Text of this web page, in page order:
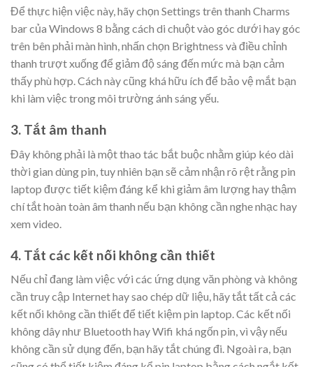
Để thực hiện việc này, hãy chọn Settings trên thanh Charms
bar của Windows 8 bằng cách di chuột vào góc dưới hay góc
trên bên phải màn hình, nhấn chọn Brightness và điều chỉnh
thanh trượt xuống để giảm độ sáng đến mức mà bạn cảm
thấy phù hợp. Cách này cũng khá hữu ích để bảo vệ mắt bạn
khi làm việc trong môi trường ánh sáng yếu.
3. Tắt âm thanh
Đây không phải là một thao tác bắt buộc nhằm giúp kéo dài
thời gian dùng pin, tuy nhiên bạn sẽ cảm nhận rõ rệt rằng pin
laptop được tiết kiệm đáng kể khi giảm âm lượng hay thậm
chí tắt hoàn toàn âm thanh nếu bạn không cần nghe nhạc hay
xem video.
4. Tắt các kết nối không cần thiết
Nếu chỉ đang làm việc với các ứng dụng văn phòng và không
cần truy cập Internet hay sao chép dữ liệu, hãy tắt tất cả các
kết nối không cần thiết để tiết kiệm pin laptop. Các kết nối
không dây như Bluetooth hay Wifi khá ngốn pin, vì vậy nếu
không cần sử dụng đến, bạn hãy tắt chúng đi. Ngoài ra, bạn